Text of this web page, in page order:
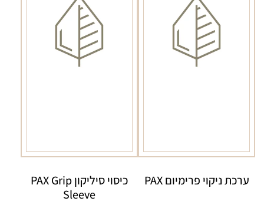
ערכת ניקוי פרימיום PAX
כיסוי סיליקון PAX Grip
Sleeve